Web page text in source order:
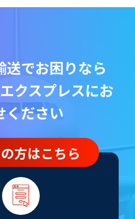
送でお困りなら
クスプレスにお
ください
方はこちら